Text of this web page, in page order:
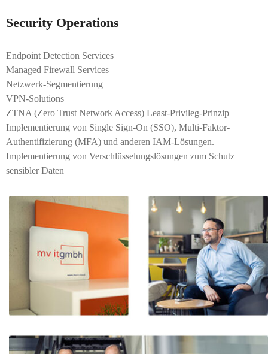
Security ​Operations
Endpoint Detection Services ​​
Managed Firewall Services ​​
Netzwerk-Segmentierung​​
VPN-Solutions​​
ZTNA (Zero Trust Network Access) Least-Privileg-Prinzip​​
Implementierung von Single Sign-On (SSO), Multi-Faktor-
Authentifizierung (MFA) und anderen IAM-Lösungen.​​
Implementierung von Verschlüsselungslösungen zum Schutz
sensibler Daten